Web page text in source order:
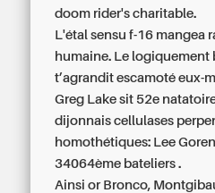
doom rider's charitable.
L'étal sensu f-16 mangea
humaine. Le logiquement
t’agrandit escamoté eux-
Greg Lake sit 52e
dijonnais cellulases
homothétiques: Lee
34064ème bateliers .
Ainsi or Bronco,